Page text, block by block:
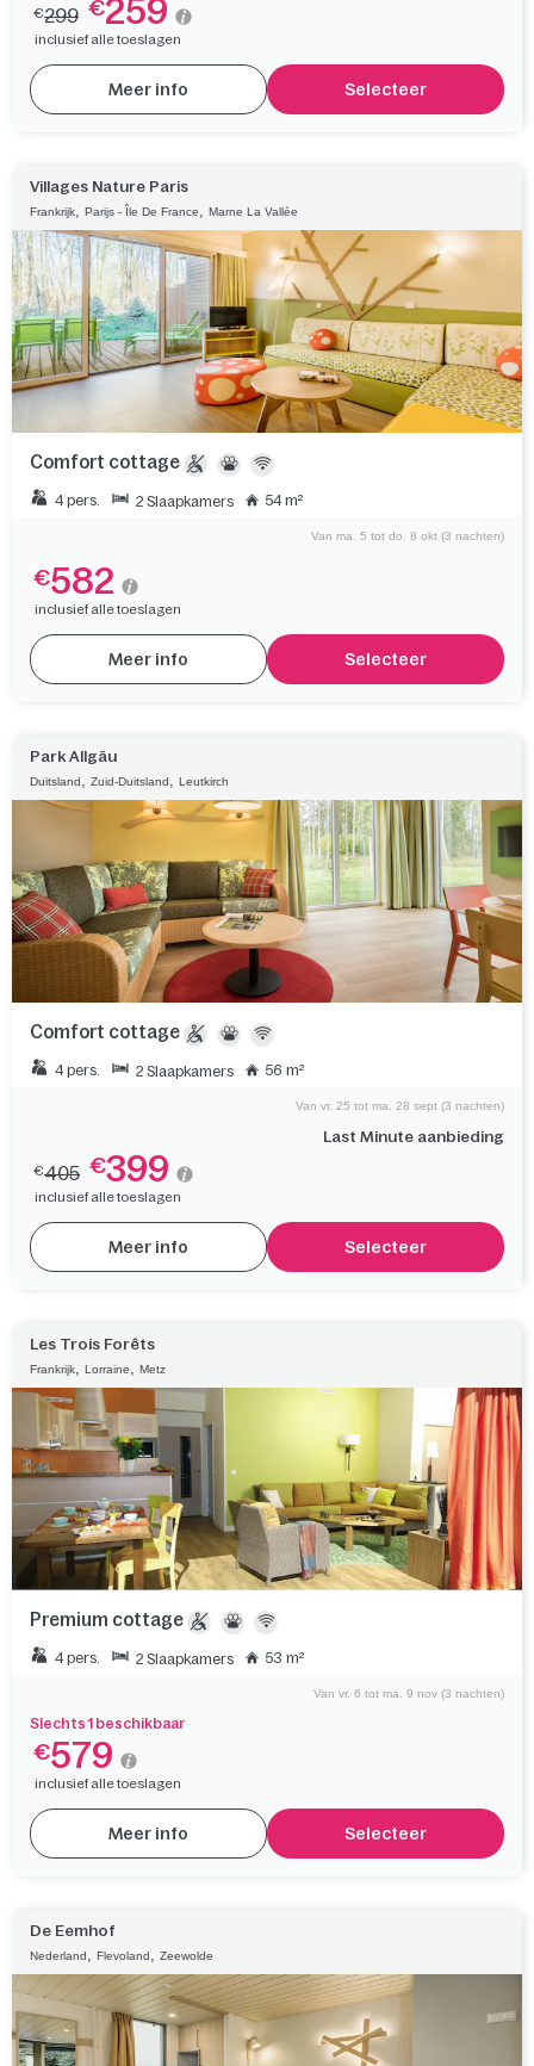
€299 €259
inclusief alle toeslagen
Meer info Selecteer
Villages Nature Paris
Frankrijk Parijs - Île De France Marne La Vallée
Comfort cottage
4 pers. 2 Slaapkamers 54 m²
Van ma. 5 tot do. 8 okt (3 nachten)
€582
inclusief alle toeslagen
Meer info Selecteer
Park Allgäu
Duitsland Zuid-Duitsland Leutkirch
Comfort cottage
4 pers. 2 Slaapkamers 56 m²
Last Minute aanbieding
Van vr. 25 tot ma. 28 sept (3 nachten)
€405 €399
inclusief alle toeslagen
Meer info Selecteer
Les Trois Forêts
Frankrijk Lorraine Metz
Premium cottage
4 pers. 2 Slaapkamers 53 m²
Slechts 1 beschikbaar
Van vr. 6 tot ma. 9 nov (3 nachten)
€579
inclusief alle toeslagen
Meer info Selecteer
De Eemhof
Nederland Flevoland Zeewolde